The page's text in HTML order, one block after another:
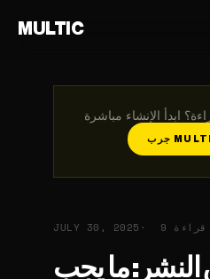
MULTIC
JULY 30, 2025 قراءة
النشر: ما يجب